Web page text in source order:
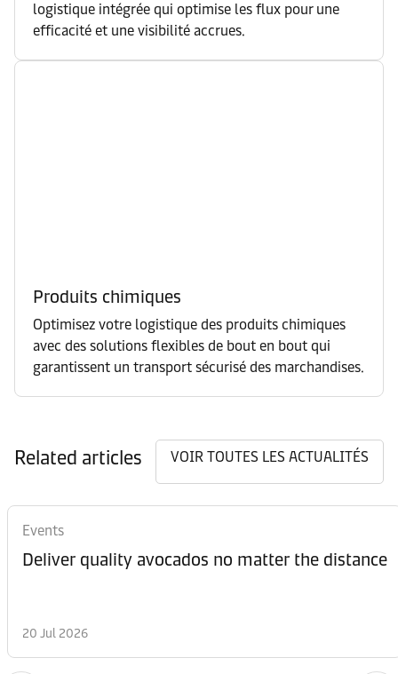
logistique intégrée qui optimise les flux pour une
efficacité et une visibilité accrues.
Produits chimiques
Optimisez votre logistique des produits chimiques
avec des solutions flexibles de bout en bout qui
garantissent un transport sécurisé des marchandises.
Related articles VOIR TOUTES LES ACTUALITÉS
Events
Deliver quality avocados no matter the distance
20 Jul 2026